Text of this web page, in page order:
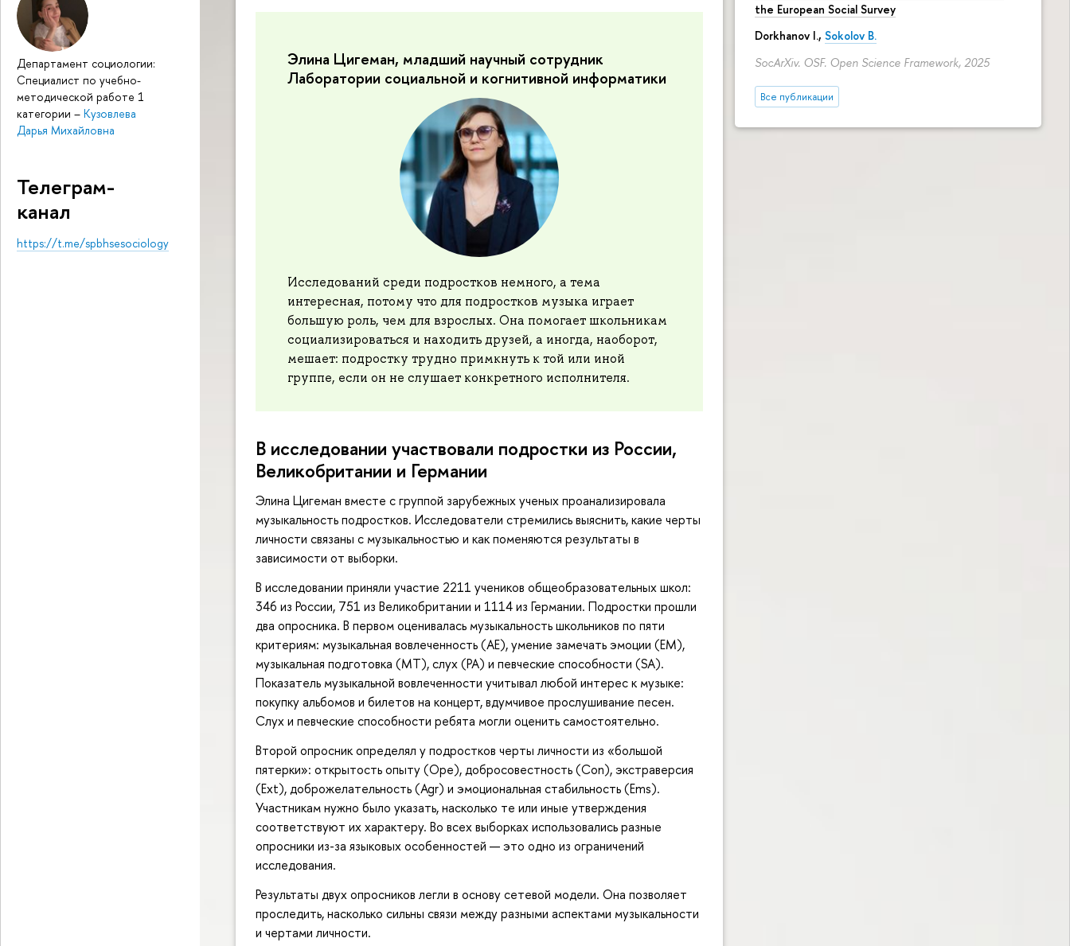
Департамент социологии:
Специалист по учебно-
методической работе 1
категории – Кузовлева
Дарья Михайловна
Телеграм-
канал
https://t.me/spbhsesociology
the European Social Survey
Dorkhanov I., Sokolov B.
SocArXiv. OSF. Open Science Framework, 2025
Все публикации
Элина Цигеман, младший научный сотрудник
Лаборатории социальной и когнитивной информатики
Исследований среди подростков немного, а тема
интересная, потому что для подростков музыка играет
большую роль, чем для взрослых. Она помогает школьникам
социализироваться и находить друзей, а иногда, наоборот,
мешает: подростку трудно примкнуть к той или иной
группе, если он не слушает конкретного исполнителя.
В исследовании участвовали подростки из России,
Великобритании и Германии
Элина Цигеман вместе с группой зарубежных ученых проанализировала
музыкальность подростков. Исследователи стремились выяснить, какие черты
личности связаны с музыкальностью и как поменяются результаты в
зависимости от выборки.
В исследовании приняли участие 2211 учеников общеобразовательных школ:
346 из России, 751 из Великобритании и 1114 из Германии. Подростки прошли
два опросника. В первом оценивалась музыкальность школьников по пяти
критериям: музыкальная вовлеченность (AE), умение замечать эмоции (EM),
музыкальная подготовка (MT), слух (PA) и певческие способности (SA).
Показатель музыкальной вовлеченности учитывал любой интерес к музыке:
покупку альбомов и билетов на концерт, вдумчивое прослушивание песен.
Слух и певческие способности ребята могли оценить самостоятельно.
Второй опросник определял у подростков черты личности из «большой
пятерки»: открытость опыту (Ope), добросовестность (Con), экстраверсия
(Ext), доброжелательность (Agr) и эмоциональная стабильность (Ems).
Участникам нужно было указать, насколько те или иные утверждения
соответствуют их характеру. Во всех выборках использовались разные
опросники из-за языковых особенностей — это одно из ограничений
исследования.
Результаты двух опросников легли в основу сетевой модели. Она позволяет
проследить, насколько сильны связи между разными аспектами музыкальности
и чертами личности.